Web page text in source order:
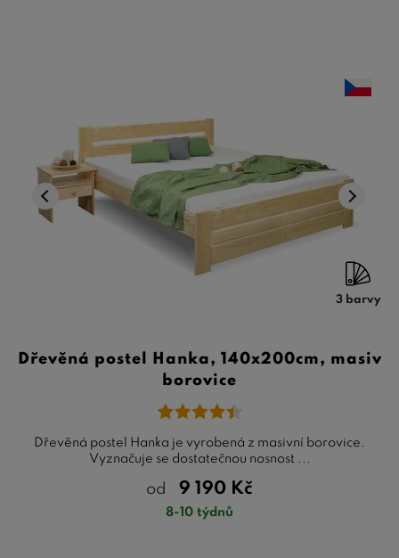
3 barvy
Dřevěná postel Hanka, 140x200cm, masiv
borovice
Dřevěná postel Hanka je vyrobená z masivní borovice.
Vyznačuje se dostatečnou nosnost ...
od 9 190 Kč
8-10 týdnů